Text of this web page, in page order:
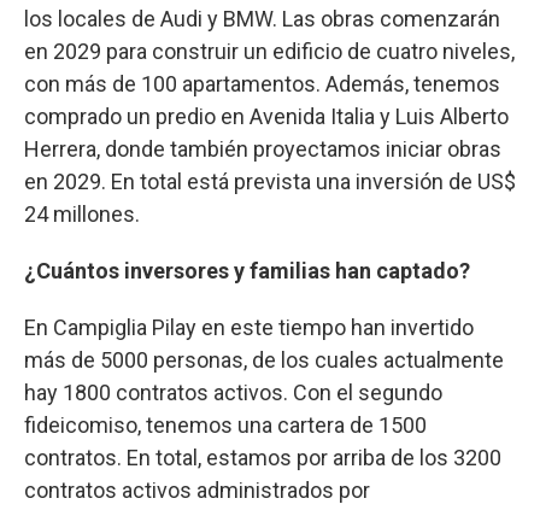
los locales de Audi y BMW. Las obras comenzarán
en 2029 para construir un edificio de cuatro niveles,
con más de 100 apartamentos. Además, tenemos
comprado un predio en Avenida Italia y Luis Alberto
Herrera, donde también proyectamos iniciar obras
en 2029. En total está prevista una inversión de US$
24 millones.
¿Cuántos inversores y familias han captado?
En Campiglia Pilay en este tiempo han invertido
más de 5000 personas, de los cuales actualmente
hay 1800 contratos activos. Con el segundo
fideicomiso, tenemos una cartera de 1500
contratos. En total, estamos por arriba de los 3200
contratos activos administrados por